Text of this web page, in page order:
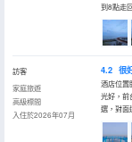
到8點走
訪客
家庭旅遊
高級標間
入住於2026年07月
4.2 很
酒店位置
光好，前
選，對面